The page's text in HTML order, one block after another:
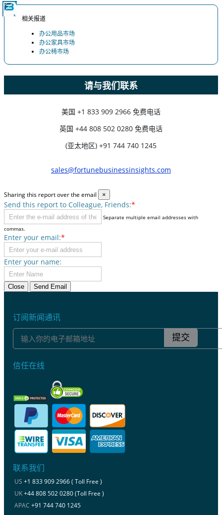
相关报道
办公用品市场
办公家具市场
办公椅市场
请与我们联系
美国 +1 833 909 2966 免费电话
英国 +44 808 502 0280 免费电话
(亚太地区) +91 744 740 1245
sales@fortunebusinessinsights.com
Sharing this report over the email ×
Send this report to Colleague, Friends:*
Separate multiple email addresses with
commas.
Enter your email:*
Enter your name:
Close Send Email
订阅新闻通讯
提交
信任在线
联系我们
US +1 833 909 2966 ( Toll Free )
UK+44 808 502 0280 (Toll Free )
APAC +91 744 740 1245